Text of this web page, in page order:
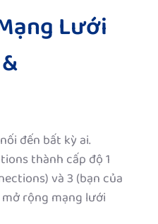
Lưới
đến bất kỳ ai.
thành cấp độ 1
và 3 (bạn của
rộng mạng lưới